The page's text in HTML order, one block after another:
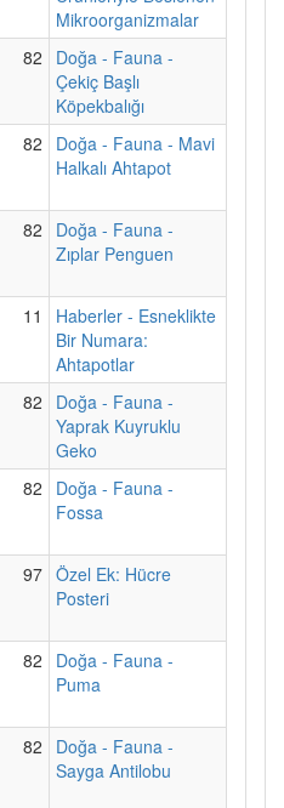
Mikroorganizmalar
82
Doğa - Fauna -
Çekiç Başlı
Köpekbalığı
82
Doğa - Fauna - Mavi
Halkalı Ahtapot
82
Doğa - Fauna -
Zıplar Penguen
11
Haberler - Esneklikte
Bir Numara:
Ahtapotlar
82
Doğa - Fauna -
Yaprak Kuyruklu
Geko
82
Doğa - Fauna -
Fossa
97 Özel Ek: Hücre
Posteri
82
Doğa - Fauna -
Puma
82
Doğa - Fauna -
Sayga Antilobu